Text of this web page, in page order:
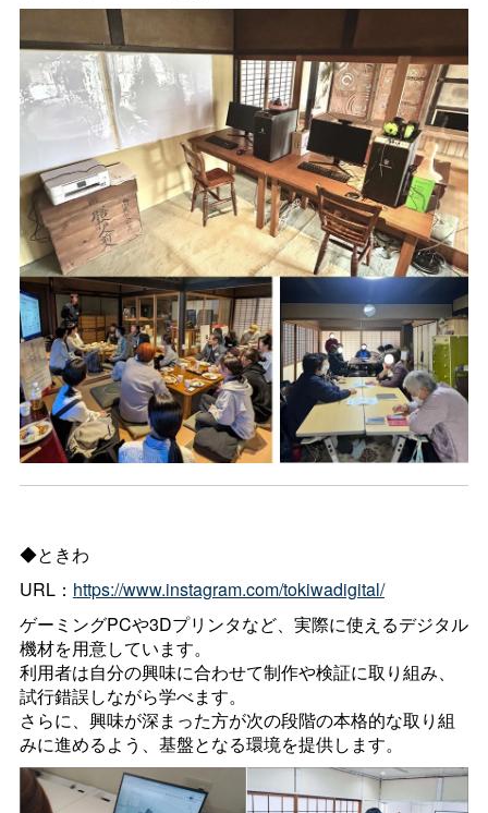
◆ときわ
URL： https://www.instagram.com/tokiwadigital/
ゲーミングPCや3Dプリンタなど、実際に使えるデジタル
機材を用意しています。
利用者は自分の興味に合わせて制作や検証に取り組み、
試行錯誤しながら学べます。
さらに、興味が深まった方が次の段階の本格的な取り組
みに進めるよう、基盤となる環境を提供します。